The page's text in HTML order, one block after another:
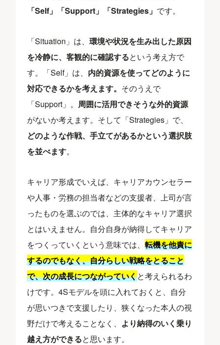
「Self」「Support」「Strategies」 です。
「Situation」は、環境や状況を生み出した原因
を冷静に、客観的に確認するという考え方で
す。「Self」は、 内的資源を使ってどのように
対応できるかを考えます。 そのうえで
「Support」。 周囲に活用できそうな外的資源
がないか考えます。そして「Strategies」で、
どのような作戦、手立てがあるかという選択肢
を並べます。
キャリア形成でいえば、キャリアカウンセラー
や人事・労務の担当者などの支援者、上司が言
ったものを選ぶのでは、主体的なキャリア選択
とはいえません。自分自身が納得してキャリア
をつくっていくという意味では、転機を他責に
するのでもなく、自分らしい戦略をとること
で、次の成長につながっていくと考えられるわ
けです。4Sモデルを頭に入れておくと、自分
が思いつきで支援したり、狭くなった本人の視
野だけで考えることなく、 より納得のいく乗り
越え方ができると思います。